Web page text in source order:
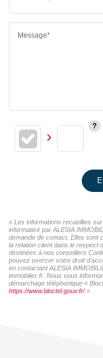
Message*
« Les informations recueillies
informatisé par ALESIA
demande de contact. Elles sont
la relation client dans le respect
destinées à nos conseillers
pouvez exercer votre droit
en contactant ALESIA
immobilier.fr. Nous vous
démarchage téléphonique «
https://www.bloctel.gouv.fr/»